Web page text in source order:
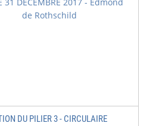
DU PILIER 3 - CIRCULAIRE